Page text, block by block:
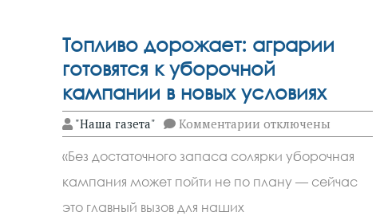
Топливо дорожает: аграрии
готовятся к уборочной
кампании в новых условиях
"Наша газета" Комментариик
записи
Топливо
дорожает:
аграрии
готовятся
отключены
«Без достаточного запаса солярки уборочная
кампания может пойти не по плану — сейчас
это главный вызов для наших